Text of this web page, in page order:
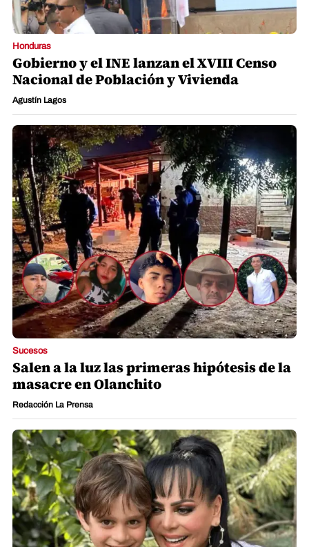
Honduras
Gobierno y el INE lanzan el XVIII Censo
Nacional de Población y Vivienda
Agustín Lagos
Sucesos
Salen a la luz las primeras hipótesis de la
masacre en Olanchito
Redacción La Prensa